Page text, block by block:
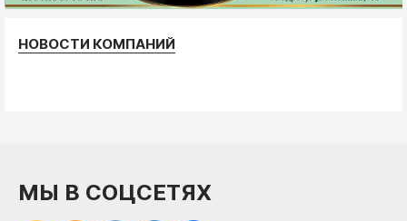
НОВОСТИ КОМПАНИЙ
МЫ В СОЦСЕТЯХ